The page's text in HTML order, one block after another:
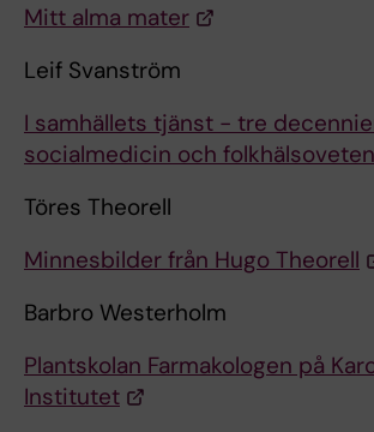
Mitt alma mater
Leif Svanström
I samhällets tjänst - tre
socialmedicin och
Töres Theorell
Minnesbilder från Hugo Theorell
Barbro Westerholm
Plantskolan Farmakologen på
Institutet